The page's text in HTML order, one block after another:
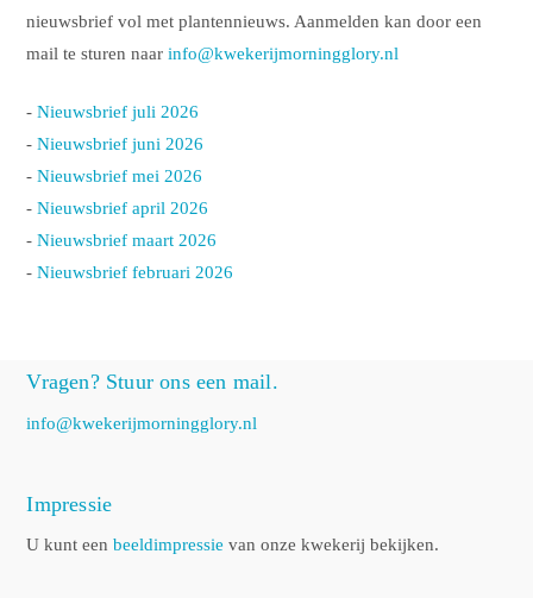
nieuwsbrief vol met plantennieuws. Aanmelden kan door een
mail te sturen naarinfo@kwekerijmorningglory.nl
-Nieuwsbrief juli 2026
-Nieuwsbrief juni 2026
-Nieuwsbrief mei 2026
-Nieuwsbrief april 2026
-Nieuwsbrief maart 2026
-Nieuwsbrief februari 2026
Vragen? Stuur ons een mail.
info@kwekerijmorningglory.nl
Impressie
U kunt eenbeeldimpressie van onze kwekerij bekijken.